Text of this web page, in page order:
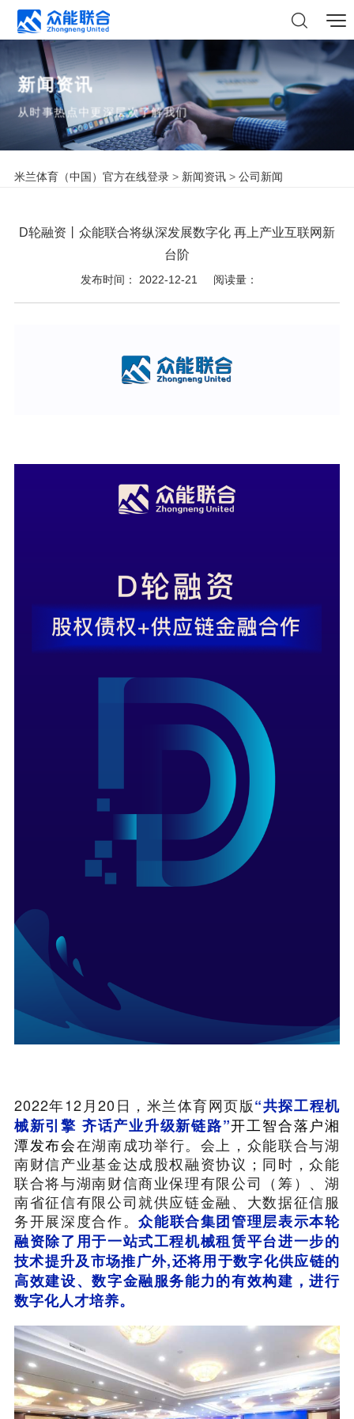
新闻资讯
从时事热点中更深层次了解我们
米兰体育（中国）官方在线登录> 新闻资讯> 公司新闻
D轮融资丨众能联合将纵深发展数字化 再上产业互联网新
台阶
发布时间： 2022-12-21 阅读量：
2022年12月20日，米兰体育网页版“共探工程机
械新引擎 齐话产业升级新链路”开工智合落户湘
潭发布会在湖南成功举行。会上，众能联合与湖
南财信产业基金达成股权融资协议；同时，众能
联合将与湖南财信商业保理有限公司（筹）、湖
南省征信有限公司就供应链金融、大数据征信服
务开展深度合作。众能联合集团管理层表示本轮
融资除了用于一站式工程机械租赁平台进一步的
技术提升及市场推广外,还将用于数字化供应链的
高效建设、数字金融服务能力的有效构建，进行
数字化人才培养。